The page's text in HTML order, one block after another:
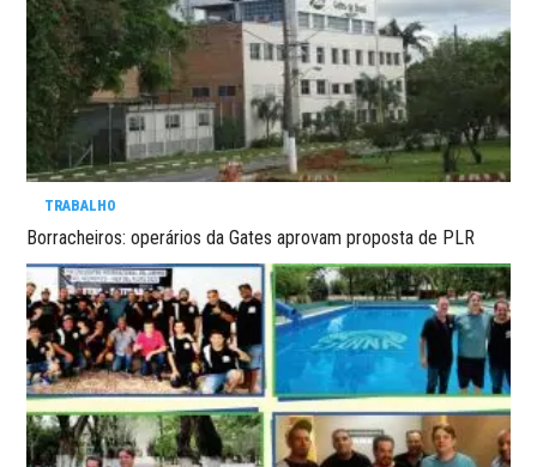
TRABALHO
Borracheiros: operários da Gates aprovam proposta de PLR